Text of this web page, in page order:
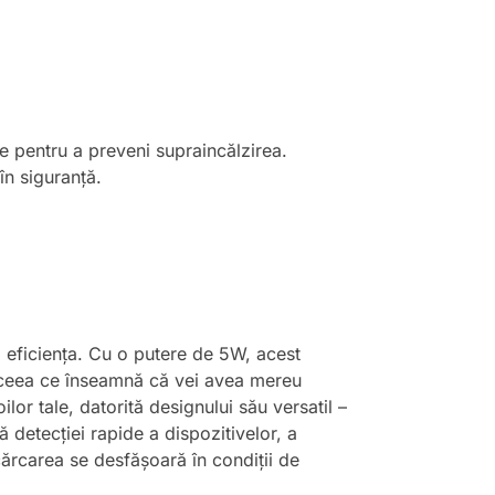
pentru a preveni supraincălzirea.
siguranță.
Cu o putere de 5W, acest
ce înseamnă că vei avea mereu
tale, datorită designului său versatil –
detecției rapide a dispozitivelor, a
se desfășoară în condiții de